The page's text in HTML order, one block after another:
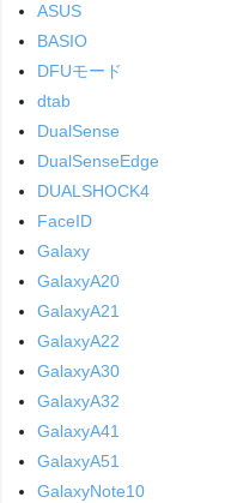
ASUS
BASIO
DFUモード
dtab
DualSense
DualSenseEdge
DUALSHOCK4
FaceID
Galaxy
GalaxyA20
GalaxyA21
GalaxyA22
GalaxyA30
GalaxyA32
GalaxyA41
GalaxyA51
GalaxyNote10